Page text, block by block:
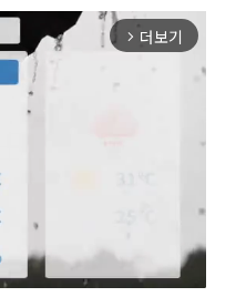
arrow_forward_ios 더보기